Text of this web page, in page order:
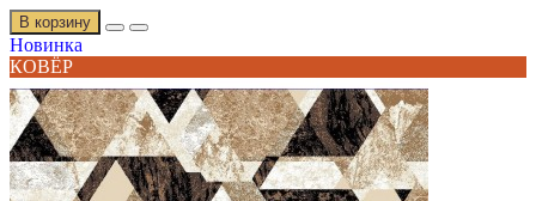
В корзину
Новинка
КОВЁР